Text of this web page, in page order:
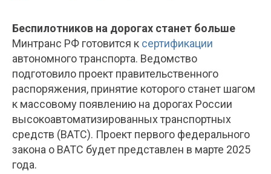
Беспилотников на дорогах станет больше
Минтранс РФ готовится к сертификации
автономного транспорта. Ведомство
подготовило проект правительственного
распоряжения, принятие которого станет шагом
к массовому появлению на дорогах России
высокоавтоматизированных транспортных
средств (ВАТС). Проект первого федерального
закона о ВАТС будет представлен в марте 2025
года.